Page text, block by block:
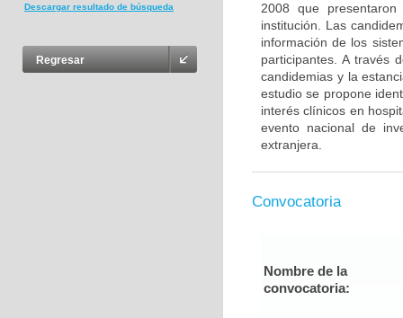
Descargar resultado de búsqueda
Regresar
2008 que
institución. Las
información de los
participantes. A través
candidemias y la
estudio se propone
interés clínicos en
evento nacional de
extranjera.
Convocatoria
Nombre de la
convocatoria: